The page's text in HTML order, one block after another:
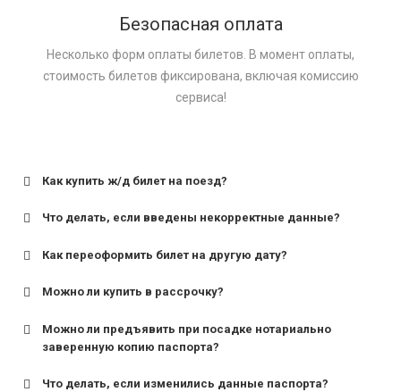
Безопасная оплата
Несколько форм оплаты билетов. В момент оплаты,
стоимость билетов фиксирована, включая комиссию
сервиса!
Как купить ж/д билет на поезд?
Что делать, если введены некорректные данные?
Как переоформить билет на другую дату?
Можно ли купить в рассрочку?
Можно ли предъявить при посадке нотариально
заверенную копию паспорта?
Что делать, если изменились данные паспорта?